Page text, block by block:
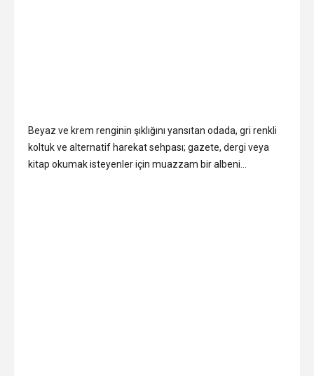
Beyaz ve krem renginin şıklığını yansıtan odada, gri renkli
koltuk ve alternatif harekat sehpası; gazete, dergi veya
kitap okumak isteyenler için muazzam bir albeni…